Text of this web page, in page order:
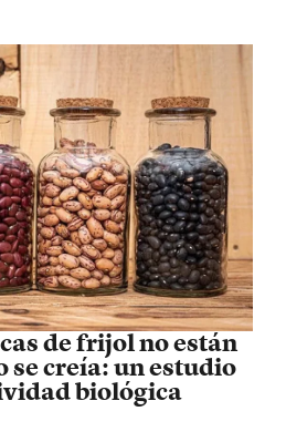
de frijol no están
se creía: un estudio
biológica